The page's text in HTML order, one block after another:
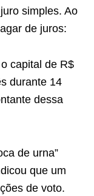
simples. Ao
de juros:
capital de R$
durante 14
dessa
de urna”
que um
de voto.